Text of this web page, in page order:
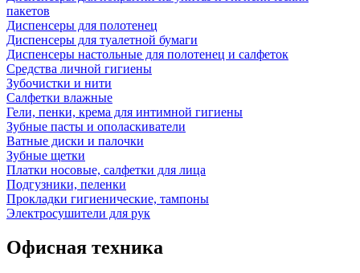
пакетов
Диспенсеры для полотенец
Диспенсеры для туалетной бумаги
Диспенсеры настольные для полотенец и салфеток
Средства личной гигиены
Зубочистки и нити
Салфетки влажные
Гели, пенки, крема для интимной гигиены
Зубные пасты и ополаскиватели
Ватные диски и палочки
Зубные щетки
Платки носовые, салфетки для лица
Подгузники, пеленки
Прокладки гигиенические, тампоны
Электросушители для рук
Офисная техника